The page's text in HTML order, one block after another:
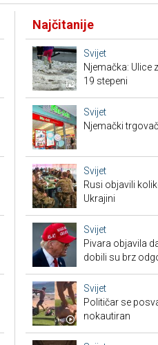
Najčitanije
Svijet
Njemačka: Ulice
19 stepeni
Svijet
Njemački
Svijet
Rusi objavili
Ukrajini
Svijet
Pivara objavila
dobili su brz
Svijet
Političar se
nokautiran